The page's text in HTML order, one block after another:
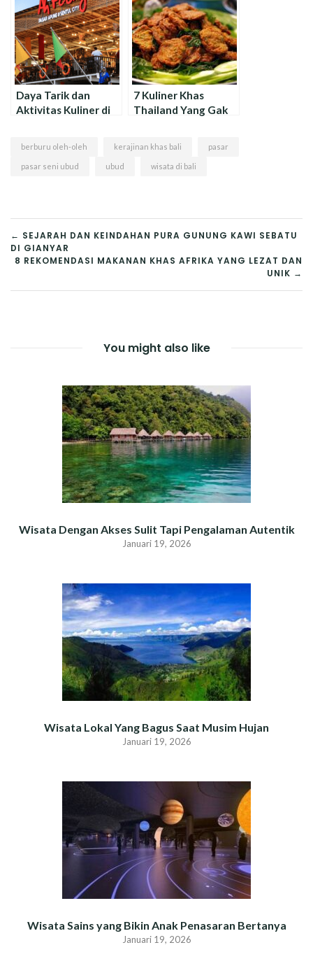
Daya Tarik dan
Aktivitas Kuliner di
7 Kuliner Khas
Thailand Yang Gak
berburu oleh-oleh kerajinan khas bali pasar
pasar seni ubud ubud wisata di bali
NAVIGASI
POS
← SEJARAH DAN KEINDAHAN PURA GUNUNG KAWI SEBATU
DI GIANYAR
8 REKOMENDASI MAKANAN KHAS AFRIKA YANG LEZAT DAN
UNIK →
You might also like
Wisata Dengan Akses Sulit Tapi Pengalaman Autentik
Januari 19, 2026
Wisata Lokal Yang Bagus Saat Musim Hujan
Januari 19, 2026
Wisata Sains yang Bikin Anak Penasaran Bertanya
Januari 19, 2026